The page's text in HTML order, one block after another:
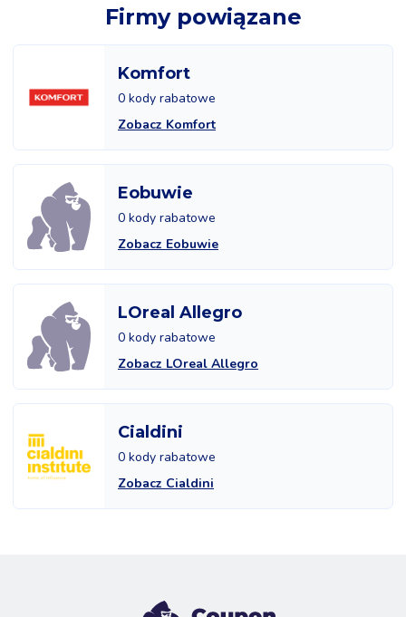
Firmy powiązane
Komfort
0 kody rabatowe
Zobacz Komfort
Eobuwie
0 kody rabatowe
Zobacz Eobuwie
LOreal Allegro
0 kody rabatowe
Zobacz LOreal Allegro
Cialdini
0 kody rabatowe
Zobacz Cialdini